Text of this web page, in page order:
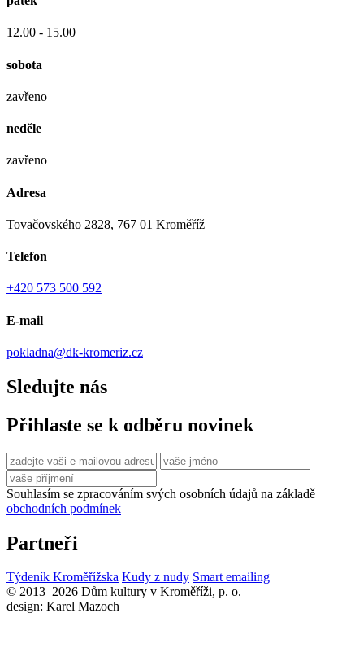
12.00 - 15.00
sobota
zavřeno
neděle
zavřeno
Adresa
Tovačovského 2828, 767 01 Kroměříž
Telefon
+420 573 500 592
E-mail
pokladna@dk-kromeriz.cz
Sledujte nás
Přihlaste se k odběru novinek
Souhlasím se zpracováním svých osobních údajů na základě
obchodních podmínek
Partneři
Týdeník Kroměřížska Kudy z nudy Smart emailing
© 2013–2026 Dům kultury v Kroměříži, p. o.
design: Karel Mazoch